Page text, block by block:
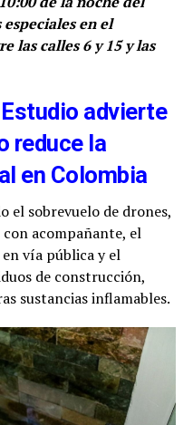
en el
las calles 6 y 15 y las
advierte
reduce la
en Colombia
el sobrevuelo de drones,
acompañante, el
vía pública y el
de construcción,
sustancias inflamables.